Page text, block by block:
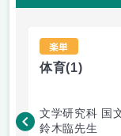
楽単
体育(1)
文学研究科 国
鈴木臨先生